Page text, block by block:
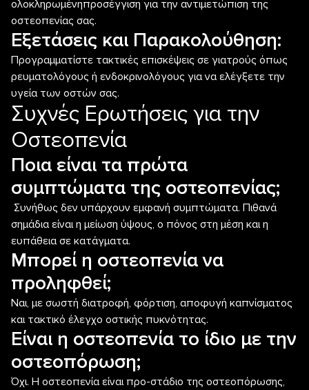
ολοκληρωμένηπροσέγγιση για την αντιμετώπιση της
οστεοπενίας σας.
Εξετάσεις και Παρακολούθηση:
Προγραμματίστε τακτικές επισκέψεις σε γιατρούς όπως
ρευματολόγους ή ενδοκρινολόγους για να ελέγξετε την
υγεία των οστών σας.
Συχνές Ερωτήσεις για την
Οστεοπενία
Ποια είναι τα πρώτα
συμπτώματα της οστεοπενίας;
Συνήθως δεν υπάρχουν εμφανή συμπτώματα. Πιθανά
σημάδια είναι η μείωση ύψους, ο πόνος στη μέση και η
ευπάθεια σε κατάγματα.
Μπορεί η οστεοπενία να
προληφθεί;
Ναι, με σωστή διατροφή, φόρτιση, αποφυγή καπνίσματος
και τακτικό έλεγχο οστικής πυκνότητας.
Είναι η οστεοπενία το ίδιο με την
οστεοπόρωση;
Όχι. Η οστεοπενία είναι προ-στάδιο της οστεοπόρωσης,